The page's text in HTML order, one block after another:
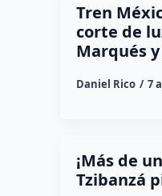
Tren
corte de
Marqués
Daniel Rico 7
¡Más de
Tzibanzá